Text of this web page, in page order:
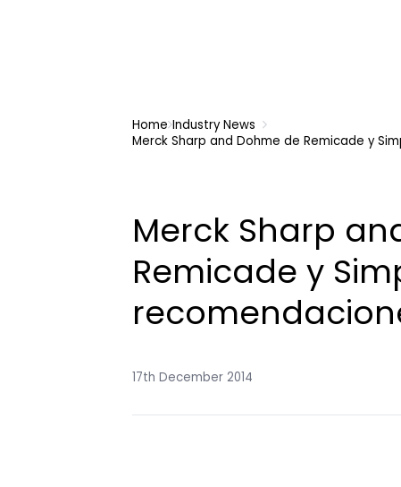
Home Industry News
Merck Sharp and Dohme de Remicade y
Merck Sharp
Remicade y
17th December 2014